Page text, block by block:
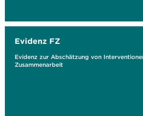
Evidenz FZ
Evidenz zur Abschätzung von
Zusammenarbeit